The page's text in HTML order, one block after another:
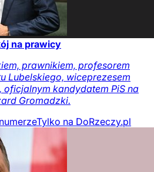
na prawicy
prawnikiem, profesorem
Lubelskiego, wiceprezesem
kandydatem PiS na
Gromadzki.
Tylko na DoRzeczy.pl